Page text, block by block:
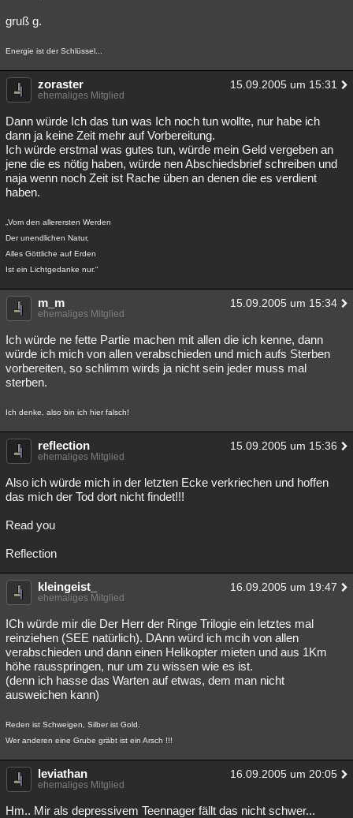
gruß g.
Energie ist der Schlüssel...
zoraster 15.09.2005 um 15:31
ehemaliges Mitglied
Dann würde Ich das tun was Ich noch tun wollte, nur habe ich
dann ja keine Zeit mehr auf Vorbereitung.
Ich würde erstmal was gutes tun, würde mein Geld vergeben an
jene die es nötig haben, würde nen Abschiedsbrief schreiben und
naja wenn noch Zeit ist Rache üben an denen die es verdient
haben.
„Vom den allerersten Werden
Der unendlichen Natur,
Alles Göttliche auf Erden
Ist ein Lichtgedanke nur.“
m_m 15.09.2005 um 15:34
ehemaliges Mitglied
Ich würde ne fette Partie machen mit allen die ich kenne, dann
würde ich mich von allen verabschieden und mich aufs Sterben
vorbereiten, so schlimm wirds ja nicht sein jeder muss mal
sterben.
Ich denke, also bin ich hier falsch!
reflection 15.09.2005 um 15:36
ehemaliges Mitglied
Also ich würde mich in der letzten Ecke verkriechen und hoffen
das mich der Tod dort nicht findet!!!
Read you
Reflection
kleingeist_ 16.09.2005 um 19:47
ehemaliges Mitglied
ICh würde mir die Der Herr der Ringe Trilogie ein letztes mal
reinziehen (SEE natürlich). DAnn würd ich mcih von allen
verabschieden und dann einen Helikopter mieten und aus 1Km
höhe rausspringen, nur um zu wissen wie es ist.
(denn ich hasse das Warten auf etwas, dem man nicht
ausweichen kann)
Reden ist Schweigen, Silber ist Gold.
Wer anderen eine Grube gräbt ist ein Arsch !!!
leviathan 16.09.2005 um 20:05
ehemaliges Mitglied
Hm.. Mir als depressivem Teennager fällt das nicht schwer...